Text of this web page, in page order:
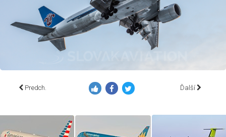
Predch. Ďalší